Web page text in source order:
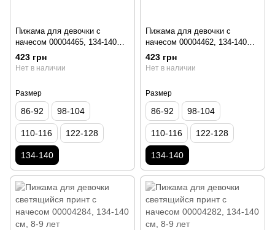
Пижама для девочки с
начесом 00004465, 134-140
см, 8-9 лет
423 грн
Нет в наличии
Размер
86-92 98-104
110-116 122-128
134-140
Пижама для девочки с
начесом 00004462, 134-140
см, 8-9 лет
423 грн
Нет в наличии
Размер
86-92 98-104
110-116 122-128
134-140